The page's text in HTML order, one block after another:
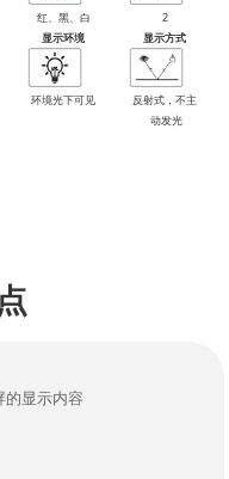
红、黑、白
2
显示环境
环境光下可见
显示方式
反射式，不主
动发光
的显示内容